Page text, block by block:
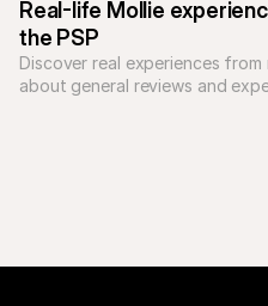
Real-life Mollie
the PSP
Discover real experiences
about general reviews and